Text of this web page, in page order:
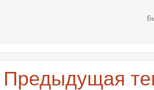
Предыдущая